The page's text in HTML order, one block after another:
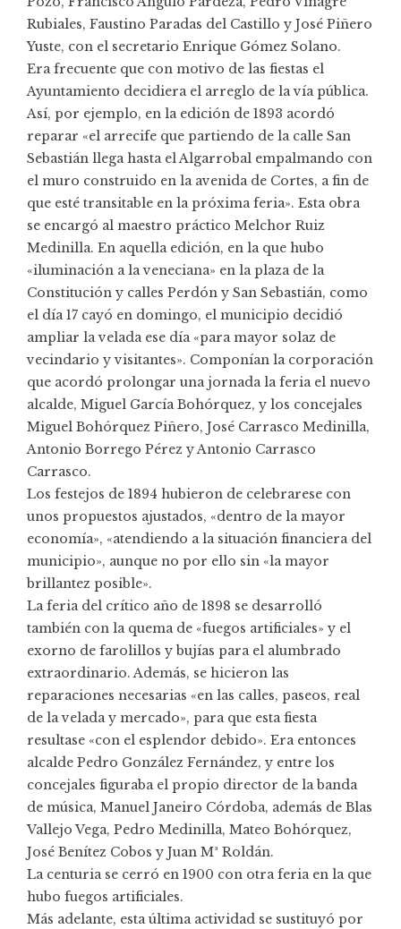
Rubiales, Faustino Paradas del Castillo y José Piñero
Yuste, con el secretario Enrique Gómez Solano.
Era frecuente que con motivo de las fiestas el
Ayuntamiento decidiera el arreglo de la vía pública.
Así, por ejemplo, en la edición de 1893 acordó
reparar «el arrecife que partiendo de la calle San
Sebastián llega hasta el Algarrobal empalmando con
el muro construido en la avenida de Cortes, a fin de
que esté transitable en la próxima feria». Esta obra
se encargó al maestro práctico Melchor Ruiz
Medinilla. En aquella edición, en la que hubo
«iluminación a la veneciana» en la plaza de la
Constitución y calles Perdón y San Sebastián, como
el día 17 cayó en domingo, el municipio decidió
ampliar la velada ese día «para mayor solaz de
vecindario y visitantes». Componían la corporación
que acordó prolongar una jornada la feria el nuevo
alcalde, Miguel García Bohórquez, y los concejales
Miguel Bohórquez Piñero, José Carrasco Medinilla,
Antonio Borrego Pérez y Antonio Carrasco
Carrasco.
Los festejos de 1894 hubieron de celebrarese con
unos propuestos ajustados, «dentro de la mayor
economía», «atendiendo a la situación financiera del
municipio», aunque no por ello sin «la mayor
brillantez posible».
La feria del crítico año de 1898 se desarrolló
también con la quema de «fuegos artificiales» y el
exorno de farolillos y bujías para el alumbrado
extraordinario. Además, se hicieron las
reparaciones necesarias «en las calles, paseos, real
de la velada y mercado», para que esta fiesta
resultase «con el esplendor debido». Era entonces
alcalde Pedro González Fernández, y entre los
concejales figuraba el propio director de la banda
de música, Manuel Janeiro Córdoba, además de Blas
Vallejo Vega, Pedro Medinilla, Mateo Bohórquez,
José Benítez Cobos y Juan Mª Roldán.
La centuria se cerró en 1900 con otra feria en la que
hubo fuegos artificiales.
Más adelante, esta última actividad se sustituyó por